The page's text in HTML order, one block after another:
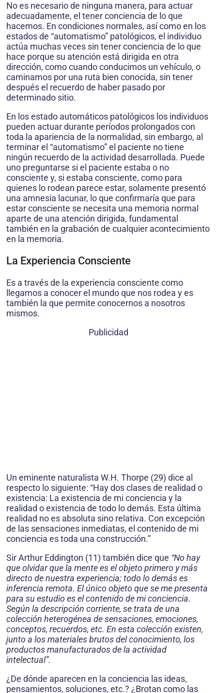
No es necesario de ninguna manera, para actuar
adecuadamente, el tener conciencia de lo que
hacemos. En condiciones normales, así como en los
estados de “automatismo” patológicos, el individuo
actúa muchas veces sin tener conciencia de lo que
hace porque su atención está dirigida en otra
dirección, como cuando conducimos un vehículo, o
caminamos por una ruta bien conocida, sin tener
después el recuerdo de haber pasado por
determinado sitio.
En los estado automáticos patológicos los individuos
pueden actuar durante períodos prolongados con
toda la apariencia de la normalidad, sin embargo, al
terminar el “automatismo” el paciente no tiene
ningún recuerdo de la actividad desarrollada. Puede
uno preguntarse si el paciente estaba o no
consciente y, si estaba consciente, como para
quienes lo rodean parece estar, solamente presentó
una amnesia lacunar, lo que confirmaría que para
estar consciente se necesita una memoria normal
aparte de una atención dirigida, fundamental
también en la grabación de cualquier acontecimiento
en la memoria.
La Experiencia Consciente
Es a través de la experiencia consciente como
llegamos a conocer el mundo que nos rodea y es
también la que permite conocernos a nosotros
mismos.
Publicidad
Un eminente naturalista W.H. Thorpe (29) dice al
respecto lo siguiente: “Hay dos clases de realidad o
existencia: La existencia de mi conciencia y la
realidad o existencia de todo lo demás. Esta última
realidad no es absoluta sino relativa. Con excepción
de las sensaciones inmediatas, el contenido de mi
conciencia es toda una construcción.”
Sir Arthur Eddington (11) también dice que “No hay
que olvidar que la mente es el objeto primero y más
directo de nuestra experiencia; todo lo demás es
inferencia remota. El único objeto que se me presenta
para su estudio es el contenido de mi conciencia.
Según la descripción corriente, se trata de una
colección heterogénea de sensaciones, emociones,
conceptos, recuerdos, etc. En esta colección existen,
junto a los materiales brutos del conocimiento, los
productos manufacturados de la actividad
intelectual”.
¿De dónde aparecen en la conciencia las ideas,
pensamientos, soluciones, etc.? ¿Brotan como las